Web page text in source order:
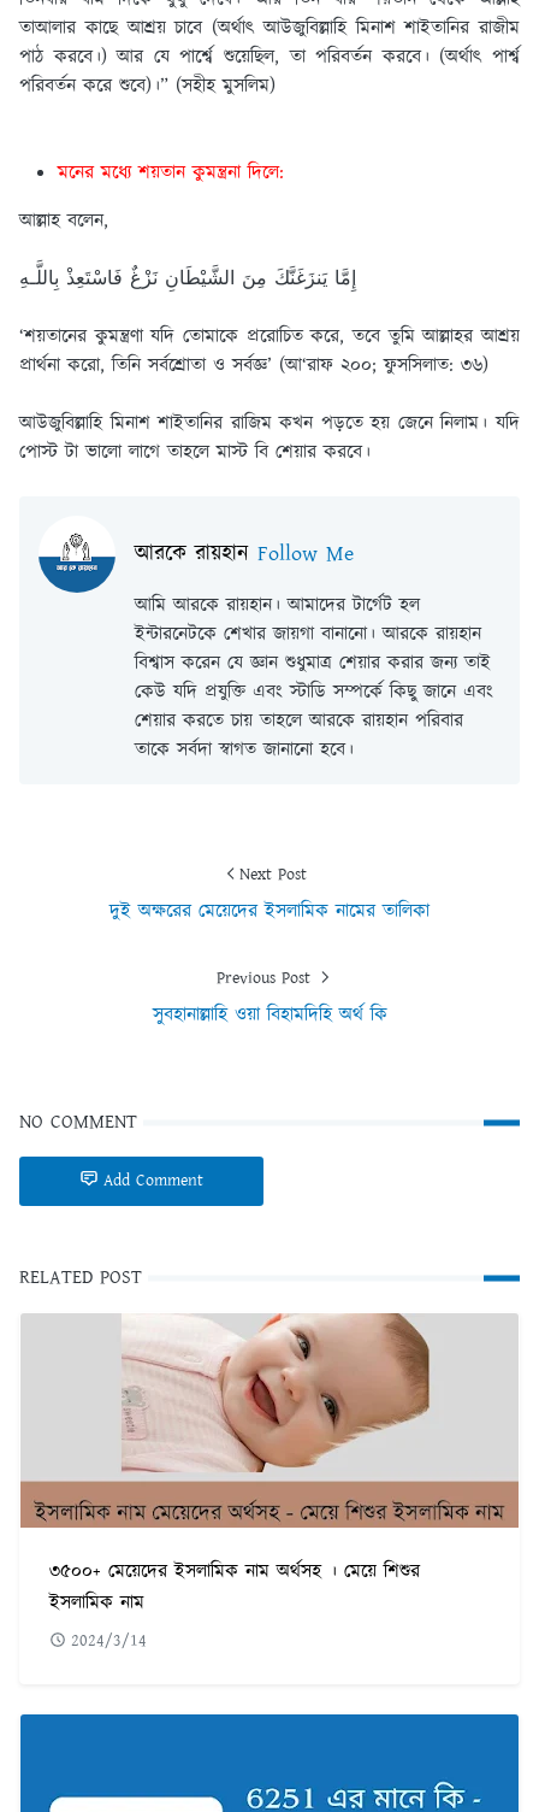
তাআলার কাছে আশ্রয় চাবে (অর্থাৎ আউজুবিল্লাহি মিনাশ শাইতানির রাজীম
পাঠ করবে।) আর যে পার্শ্বে শুয়েছিল, তা পরিবর্তন করবে। (অর্থাৎ পার্শ্ব
পরিবর্তন করে শুবে)।” (সহীহ মুসলিম)
মনের মধ্যে শয়তান কুমন্ত্রনা দিলে:
আল্লাহ বলেন,
‘শয়তানের কুমন্ত্রণা যদি তোমাকে প্ররোচিত করে, তবে তুমি আল্লাহর আশ্রয়
প্রার্থনা করো, তিনি সর্বশ্রোতা ও সর্বজ্ঞ’ (আ‘রাফ ২০০; ফুসসিলাত: ৩৬)
আউজুবিল্লাহি মিনাশ শাইতানির রাজিম কখন পড়তে হয় জেনে নিলাম। যদি
পোস্ট টা ভালো লাগে তাহলে মাস্ট বি শেয়ার করবে।
আরকে রায়হান Follow Me
আমি আরকে রায়হান। আমাদের টার্গেট হল
ইন্টারনেটকে শেখার জায়গা বানানো। আরকে রায়হান
বিশ্বাস করেন যে জ্ঞান শুধুমাত্র শেয়ার করার জন্য তাই
কেউ যদি প্রযুক্তি এবং স্টাডি সম্পর্কে কিছু জানে এবং
শেয়ার করতে চায় তাহলে আরকে রায়হান পরিবার
তাকে সর্বদা স্বাগত জানানো হবে।
Next Post
দুই অক্ষরের মেয়েদের ইসলামিক নামের তালিকা
Previous Post
সুবহানাল্লাহি ওয়া বিহামদিহি অর্থ কি
NO COMMENT
Add Comment
RELATED POST
৩৫০০+ মেয়েদের ইসলামিক নাম অর্থসহ । মেয়ে শিশুর
ইসলামিক নাম
2024/3/14